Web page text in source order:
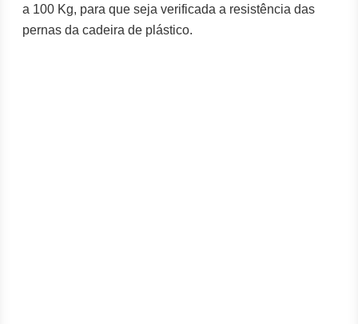
a 100 Kg, para que seja verificada a resistência das
pernas da cadeira de plástico.